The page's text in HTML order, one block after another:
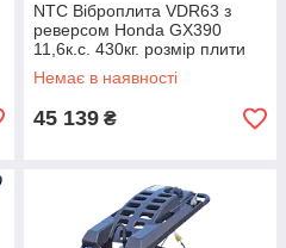
NTC Віброплита VDR63 з
реверсом Honda GX390
11,6к.с. 430кг. розмір плити
700*895мм
Немає в наявності
45 139 ₴